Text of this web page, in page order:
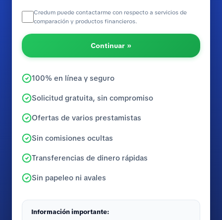
Credum puede contactarme con respecto a servicios de
comparación y productos financieros.
Continuar »
100% en línea y seguro
Solicitud gratuita, sin compromiso
Ofertas de varios prestamistas
Sin comisiones ocultas
Transferencias de dinero rápidas
Sin papeleo ni avales
Información importante: